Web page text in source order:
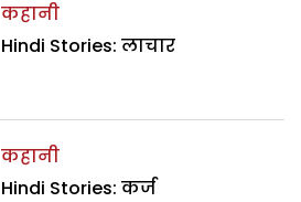
कहानी
Hindi Stories: लाचार
कहानी
Hindi Stories: कर्ज